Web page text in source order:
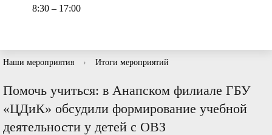
8:30 – 17:00
Наши мероприятия › Итоги мероприятий
Помочь учиться: в Анапском филиале ГБУ
«ЦДиК» обсудили формирование учебной
деятельности у детей с ОВЗ